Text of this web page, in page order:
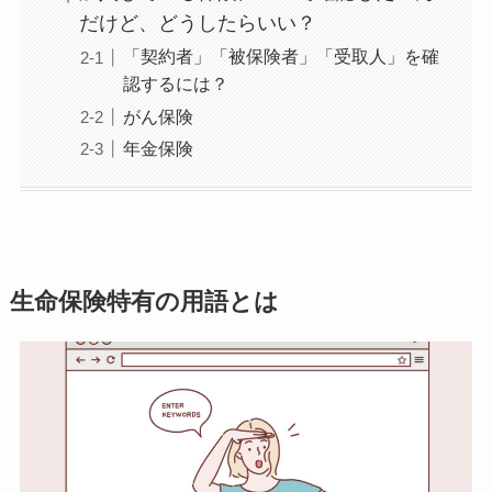
だけど、どうしたらいい？
「契約者」「被保険者」「受取人」を確
認するには？
がん保険
年金保険
生命保険特有の用語とは